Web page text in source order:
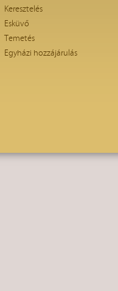
Keresztelés
Esküvő
Temetés
Egyházi hozzájárulás